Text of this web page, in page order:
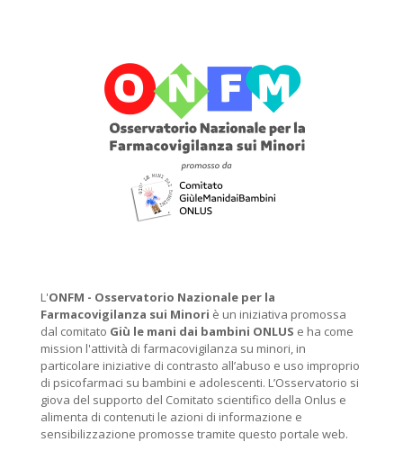
L'ONFM - Osservatorio Nazionale per la
Farmacovigilanza sui Minori è un iniziativa promossa
dal comitato Giù le mani dai bambini ONLUS e ha come
mission l'attività di farmacovigilanza su minori, in
particolare iniziative di contrasto all’abuso e uso improprio
di psicofarmaci su bambini e adolescenti. L’Osservatorio si
giova del supporto del Comitato scientifico della Onlus e
alimenta di contenuti le azioni di informazione e
sensibilizzazione promosse tramite questo portale web.